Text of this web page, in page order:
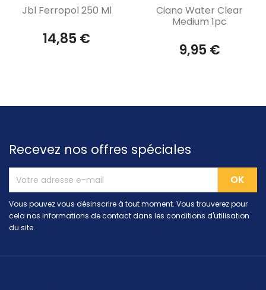
 Aperçu rapide
Jbl Ferropol 250 Ml
14,85 €
Aperçu rapide
Ciano Water Clear
Medium 1pc
9,95 €
Recevez nos offres spéciales
Vous pouvez vous désinscrire à tout moment. Vous trouverez pour
cela nos informations de contact dans les conditions d'utilisation
du site.